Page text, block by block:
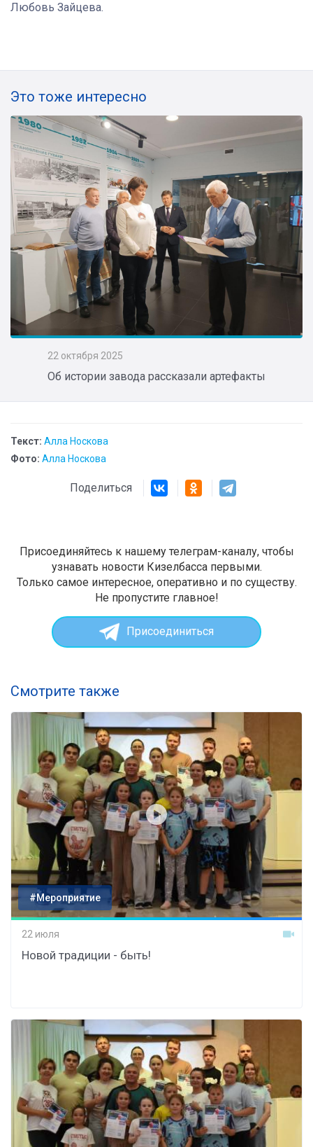
Любовь Зайцева.
Это тоже интересно
22 октября 2025
Об истории завода рассказали артефакты
Текст: Алла Носкова
Фото: Алла Носкова
Поделиться
Присоединяйтесь к нашему телеграм-каналу, чтобы
узнавать новости Кизелбасса первыми.
Только самое интересное, оперативно и по существу.
Не пропустите главное!
Присоединиться
Смотрите также
#Мероприятие
22 июля
Новой традиции - быть!